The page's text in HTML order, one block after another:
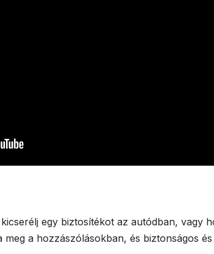
egy biztosítékot az autódban, vagy
meg a hozzászólásokban, és biztonságos